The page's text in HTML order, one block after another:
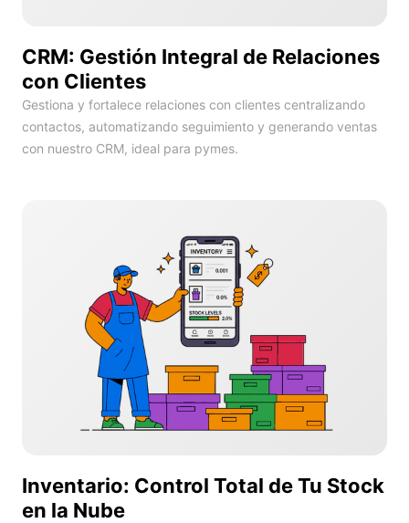
CRM: Gestión Integral de Relaciones
con Clientes
Gestiona y fortalece relaciones con clientes centralizando
contactos, automatizando seguimiento y generando ventas
con nuestro CRM, ideal para pymes.
Inventario: Control Total de Tu Stock
en la Nube